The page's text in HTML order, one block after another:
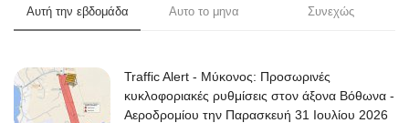
Αυτή την εβδομάδα Αυτο το μηνα Συνεχώς
Traffic Alert - Μύκονος: Προσωρινές
κυκλοφοριακές ρυθμίσεις στον άξονα Βόθωνα -
Αεροδρομίου την Παρασκευή 31 Ιουλίου 2026